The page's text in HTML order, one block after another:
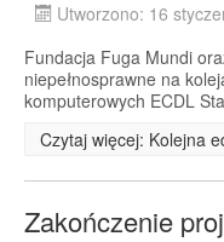
Utworzono: 16
Fundacja Fuga Mundi
niepełnosprawne na
komputerowych ECDL
Czytaj więcej: Kolejna
Zakończenie